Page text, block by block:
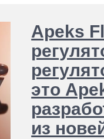
Apeks
это
из